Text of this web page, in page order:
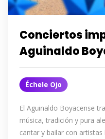
Conciertos
Aguinaldo
Échele Ojo
El Aguinaldo Boyacense
música, tradición y pura
cantar y bailar con